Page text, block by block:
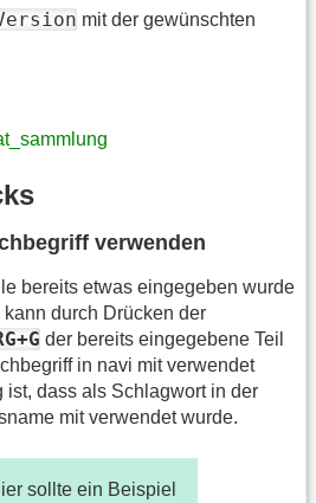
mit der gewünschten
verwenden
bereits etwas eingegeben wurde
durch Drücken der
der bereits eingegebene Teil
in navi mit verwendet
ist, dass als Schlagwort in der
mit verwendet wurde.
sollte ein Beispiel